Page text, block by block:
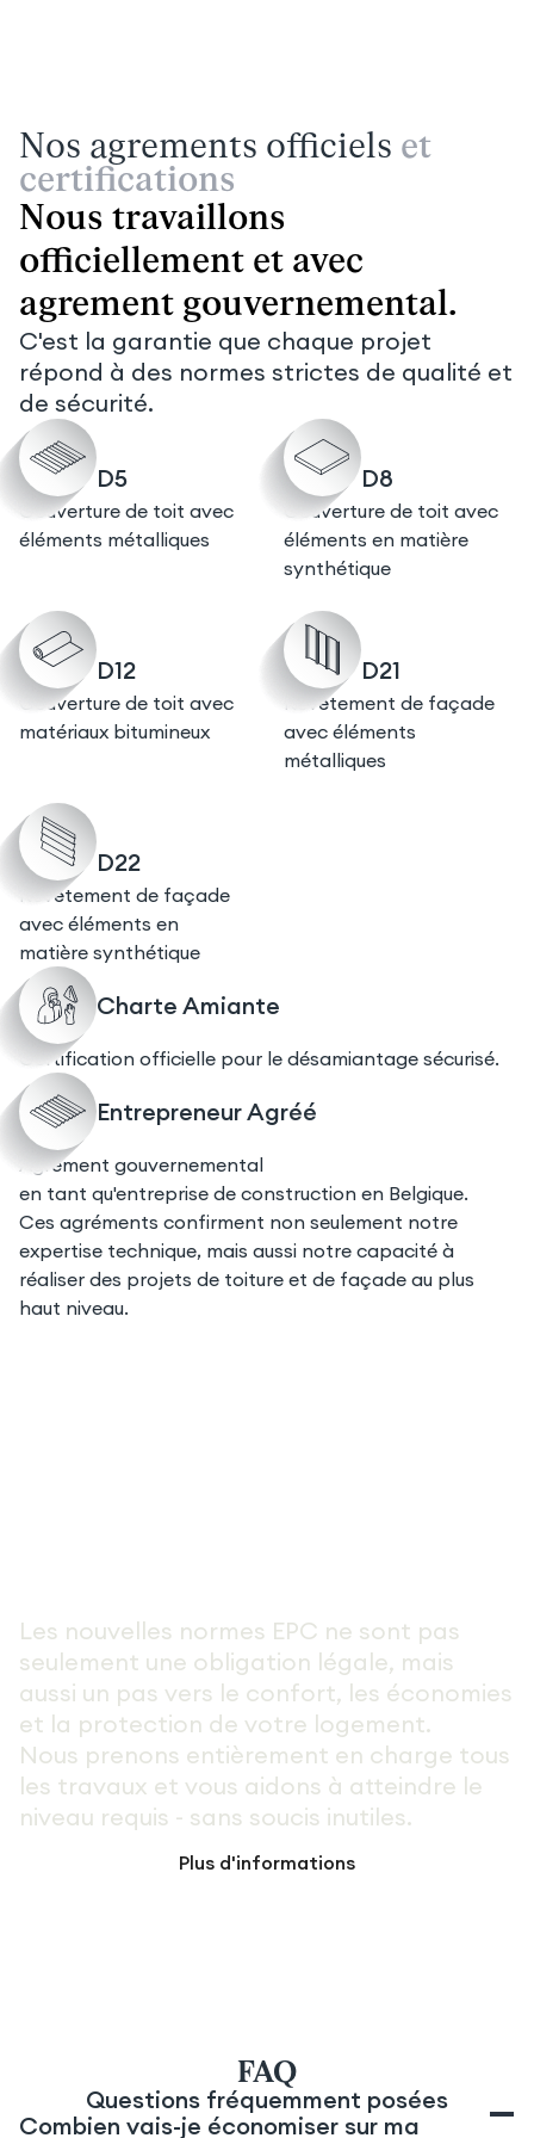
Nos agrements officiels et
certifications
Nous travaillons
officiellement et avec
agrement gouvernemental.
C'est la garantie que chaque projet
répond à des normes strictes de qualité et
de sécurité.
D5
Couverture de toit avec
éléments métalliques
D8
Couverture de toit avec
éléments en matière
synthétique
D12
Couverture de toit avec
matériaux bitumineux
D21
Revêtement de façade
avec éléments
métalliques
D22
Revêtement de façade
avec éléments en
matière synthétique
Charte Amiante
Certification officielle pour le désamiantage sécurisé.
Entrepreneur Agréé
Agrément gouvernemental
en tant qu'entreprise de construction en Belgique.
Ces agréments confirment non seulement notre
expertise technique, mais aussi notre capacité à
réaliser des projets de toiture et de façade au plus
haut niveau.
Les nouvelles normes EPC ne sont pas
seulement une obligation légale, mais
aussi un pas vers le confort, les économies
et la protection de votre logement.
Nous prenons entièrement en charge tous
les travaux et vous aidons à atteindre le
niveau requis - sans soucis inutiles.
Plus d'informations
FAQ
Questions fréquemment posées
Combien vais-je économiser sur ma